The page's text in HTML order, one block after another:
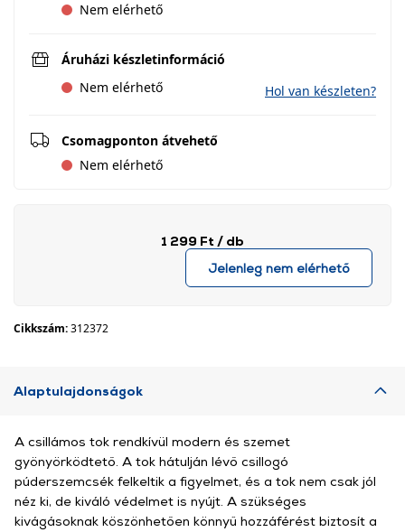
Nem elérhető
Áruházi készletinformáció
Nem elérhető
Hol van készleten?
Csomagponton átvehető
Nem elérhető
1 299 Ft / db
Jelenleg nem elérhető
Cikkszám:312372
Alaptulajdonságok
A csillámos tok rendkívül modern és szemet
gyönyörködtető. A tok hátulján lévő csillogó
púderszemcsék felkeltik a figyelmet, és a tok nem csak jól
néz ki, de kiváló védelmet is nyújt. A szükséges
kivágásoknak köszönhetően könnyű hozzáférést biztosít a